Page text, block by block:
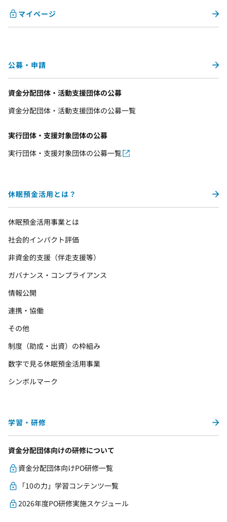
マイページ
公募・申請
資金分配団体・活動支援団体の公募
資金分配団体・活動支援団体の公募一覧
実行団体・支援対象団体の公募
実行団体・支援対象団体の公募一覧
休眠預金活用とは？
休眠預金活用事業とは
社会的インパクト評価
非資金的支援（伴走支援等）
ガバナンス・コンプライアンス
情報公開
連携・協働
その他
制度（助成・出資）の枠組み
数字で見る休眠預金活用事業
シンボルマーク
学習・研修
資金分配団体向けの研修について
資金分配団体向けPO研修一覧
「10の力」学習コンテンツ一覧
2026年度PO研修実施スケジュール